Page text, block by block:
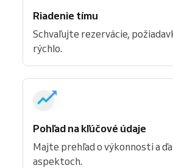
Riadenie tímu
Schvaľujte rezervácie,
rýchlo.
Pohľad na kľúčové údaje
Majte prehľad o výkonnosti a
aspektoch.